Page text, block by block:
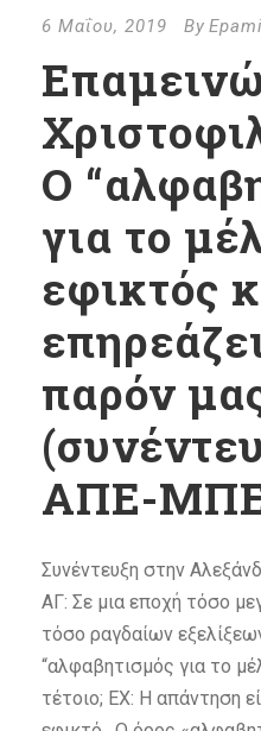
6 Μαΐου, 2019 By
Ο
για το
εφικτός
παρόν
ΑΠΕ-
Συνέντευξη στην
ΑΓ: Σε μια εποχή τόσο
τόσο ραγδαίων
“αλφαβητισμός για το
τέτοιο; ΕΧ: Η απάντηση